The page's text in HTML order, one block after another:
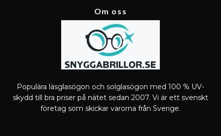
Om oss
Populära läsglasögon och solglasögon med 100 % UV-
skydd till bra priser på nätet sedan 2007. Vi är ett svenskt
företag som skickar varorna från Sverige.